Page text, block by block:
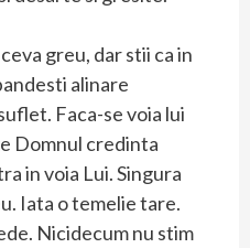
greu, dar stii ca in
alinare
Faca-se voia lui
Domnul credinta
in voia Lui. Singura
Iata o temelie tare.
Nicidecum nu stim